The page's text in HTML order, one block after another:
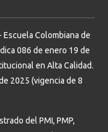
Colombiana de
086 de enero 19 de
en Alta Calidad.
2025 (vigencia de 8
del PMI, PMP,